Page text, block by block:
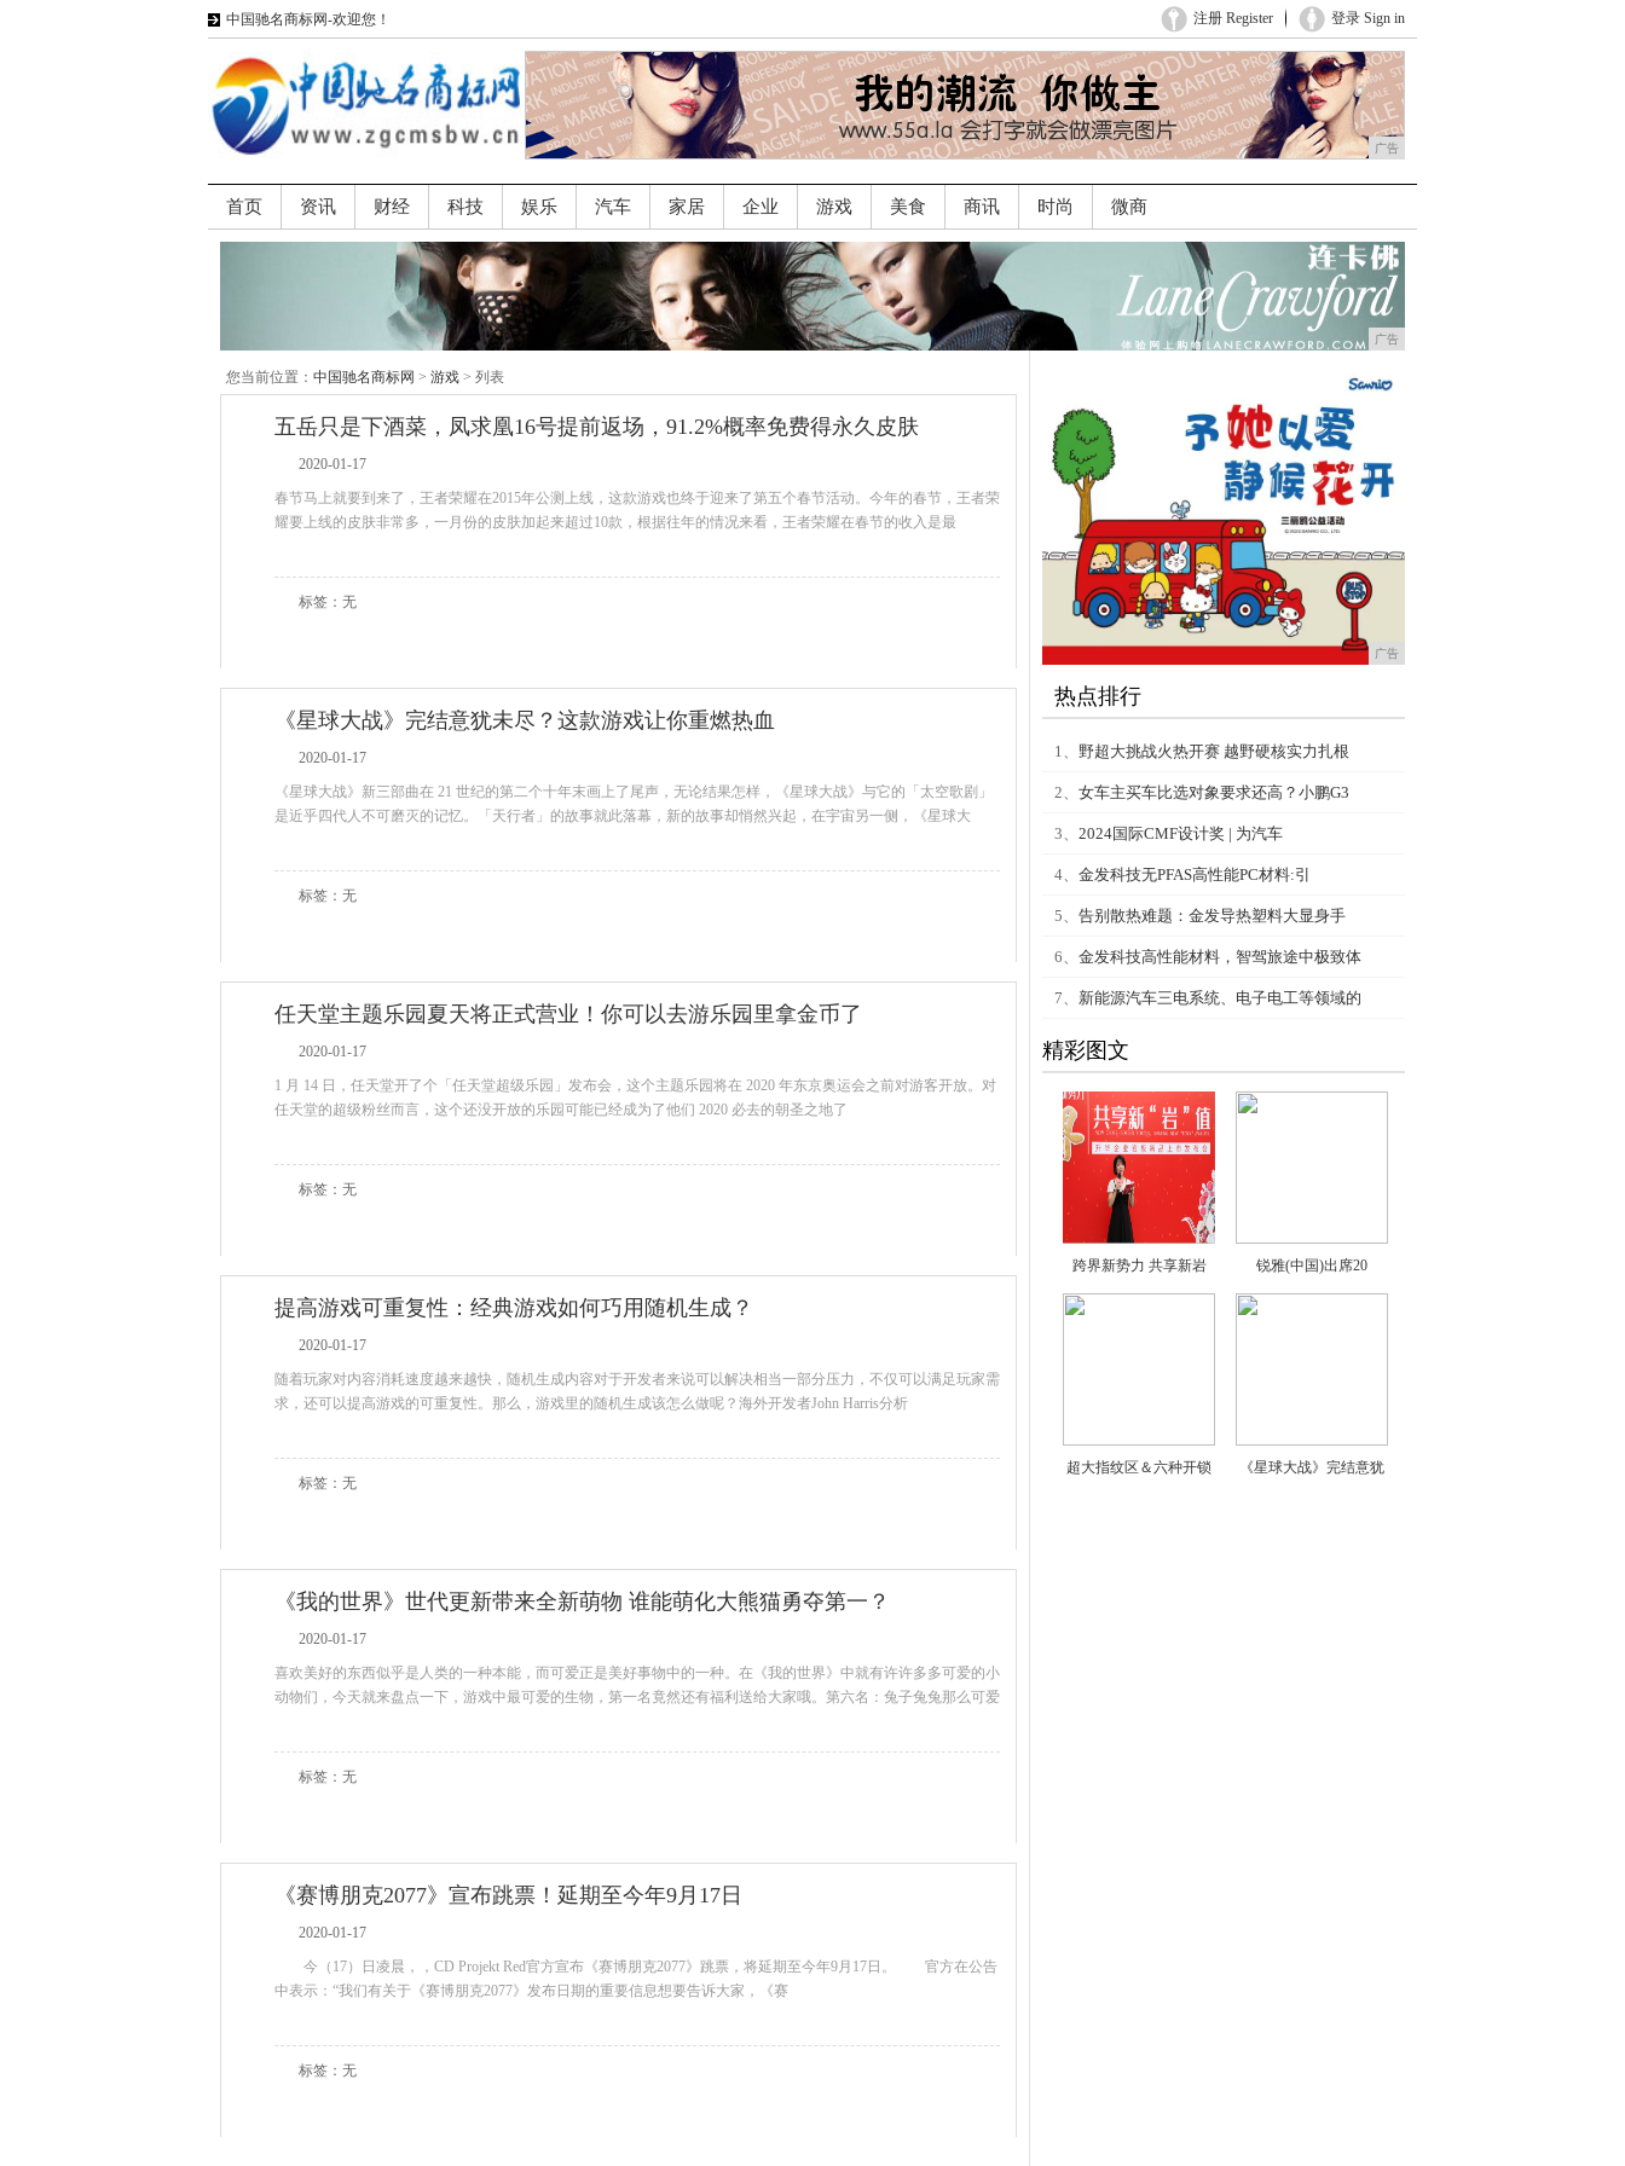
中国驰名商标网-欢迎您！ 登录 Sign in
注册 Register
广告
首页 资讯 财经 科技 娱乐 汽车 家居 企业 游戏 美食 商讯 时尚 微商
广告
您当前位置： 中国驰名商标网 > 游戏 > 列表
五岳只是下酒菜，凤求凰16号提前返场，91.2%概率免费得永久皮肤
2020-01-17
春节马上就要到来了，王者荣耀在2015年公测上线，这款游戏也终于迎来了第五个春节活动。今年的春节，王者荣
耀要上线的皮肤非常多，一月份的皮肤加起来超过10款，根据往年的情况来看，王者荣耀在春节的收入是最
标签：无
《星球大战》完结意犹未尽？这款游戏让你重燃热血
2020-01-17
《星球大战》新三部曲在 21 世纪的第二个十年末画上了尾声，无论结果怎样，《星球大战》与它的「太空歌剧」
是近乎四代人不可磨灭的记忆。「天行者」的故事就此落幕，新的故事却悄然兴起，在宇宙另一侧，《星球大
标签：无
任天堂主题乐园夏天将正式营业！你可以去游乐园里拿金币了
2020-01-17
1 月 14 日，任天堂开了个「任天堂超级乐园」发布会，这个主题乐园将在 2020 年东京奥运会之前对游客开放。对
任天堂的超级粉丝而言，这个还没开放的乐园可能已经成为了他们 2020 必去的朝圣之地了
标签：无
提高游戏可重复性：经典游戏如何巧用随机生成？
2020-01-17
随着玩家对内容消耗速度越来越快，随机生成内容对于开发者来说可以解决相当一部分压力，不仅可以满足玩家需
求，还可以提高游戏的可重复性。那么，游戏里的随机生成该怎么做呢？海外开发者John Harris分析
标签：无
《我的世界》世代更新带来全新萌物 谁能萌化大熊猫勇夺第一？
2020-01-17
喜欢美好的东西似乎是人类的一种本能，而可爱正是美好事物中的一种。在《我的世界》中就有许许多多可爱的小
动物们，今天就来盘点一下，游戏中最可爱的生物，第一名竟然还有福利送给大家哦。第六名：兔子兔兔那么可爱
标签：无
《赛博朋克2077》宣布跳票！延期至今年9月17日
2020-01-17
今（17）日凌晨，，CD Projekt Red官方宣布《赛博朋克2077》跳票，将延期至今年9月17日。 官方在公告
中表示：“我们有关于《赛博朋克2077》发布日期的重要信息想要告诉大家，《赛
标签：无
广告
热点排行
1、 野超大挑战火热开赛 越野硬核实力扎根
2、 女车主买车比选对象要求还高？小鹏G3
3、 2024国际CMF设计奖 | 为汽车
4、 金发科技无PFAS高性能PC材料:引
5、 告别散热难题：金发导热塑料大显身手
6、 金发科技高性能材料，智驾旅途中极致体
7、 新能源汽车三电系统、电子电工等领域的
精彩图文
跨界新势力 共享新岩 锐雅(中国)出席20
超大指纹区＆六种开锁 《星球大战》完结意犹